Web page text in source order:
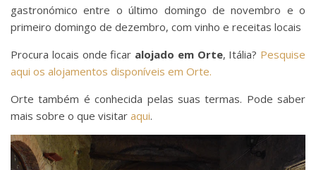
gastronómico entre o último domingo de novembro e o
primeiro domingo de dezembro, com vinho e receitas locais
Procura locais onde ficar alojado em Orte, Itália? Pesquise
aqui os alojamentos disponíveis em Orte.
Orte também é conhecida pelas suas termas. Pode saber
mais sobre o que visitar aqui.